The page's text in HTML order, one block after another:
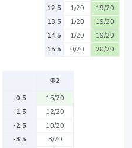
12.5
1/20
19/20
13.5
1/20
19/20
14.5
1/20
19/20
15.5
0/20 20/20
Ф2
-0.5
15/20
-1.5
12/20
-2.5
10/20
-3.5
8/20